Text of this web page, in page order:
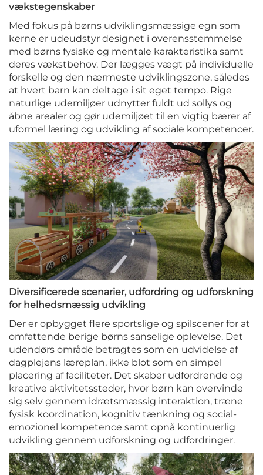
vækstegenskaber
Med fokus på børns udviklingsmæssige egn som
kerne er udeudstyr designet i overensstemmelse
med børns fysiske og mentale karakteristika samt
deres vækstbehov. Der lægges vægt på individuelle
forskelle og den nærmeste udviklingszone, således
at hvert barn kan deltage i sit eget tempo. Rige
naturlige udemiljøer udnytter fuldt ud sollys og
åbne arealer og gør udemiljøet til en vigtig bærer af
uformel læring og udvikling af sociale kompetencer.
Diversificerede scenarier, udfordring og udforskning
for helhedsmæssig udvikling
Der er opbygget flere sportslige og spilscener for at
omfattende berige børns sanselige oplevelse. Det
udendørs område betragtes som en udvidelse af
dagplejens læreplan, ikke blot som en simpel
placering af faciliteter. Det skaber udfordrende og
kreative aktivitetssteder, hvor børn kan overvinde
sig selv gennem idrætsmæssig interaktion, træne
fysisk koordination, kognitiv tænkning og social-
emozionel kompetence samt opnå kontinuerlig
udvikling gennem udforskning og udfordringer.